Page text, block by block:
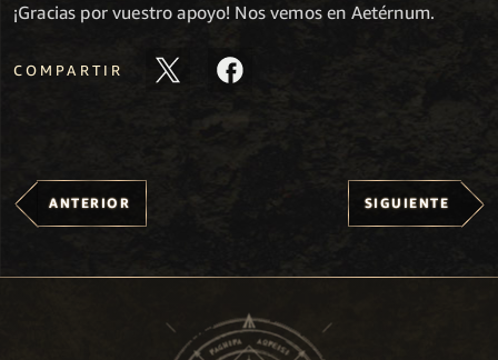
¡Gracias por vuestro apoyo! Nos vemos en Aetérnum.
COMPARTIR
ANTERIOR SIGUIENTE